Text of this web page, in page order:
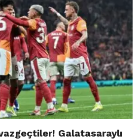
Galatasaraylı